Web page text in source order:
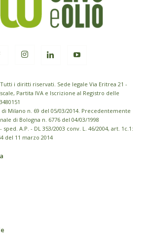
i diritti riservati. Sede legale Via Eritrea 21 -
Partita IVA e Iscrizione al Registro delle
Milano n. 69 del 05/03/2014. Precedentemente
di Bologna n. 6776 del 04/03/1998
sped. A.P. - DL 353/2003 conv. L. 46/2004, art. 1c.1:
del 11 marzo 2014